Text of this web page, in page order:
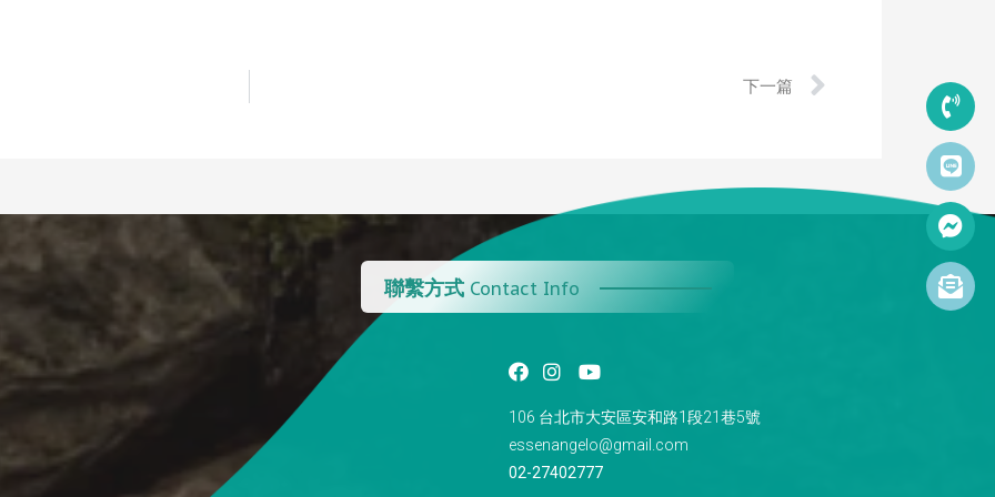
下一篇
聯繫方式 Contact Info
106 台北市大安區安和路1段21巷5號
essenangelo@gmail.com
02-27402777